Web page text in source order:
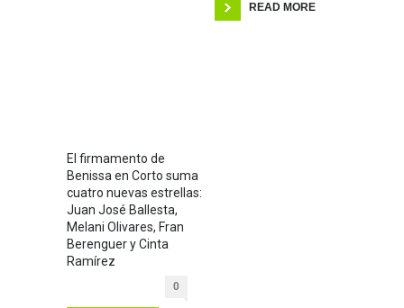
READ MORE
El firmamento de
Benissa en Corto suma
cuatro nuevas estrellas:
Juan José Ballesta,
Melani Olivares, Fran
Berenguer y Cinta
Ramírez
0